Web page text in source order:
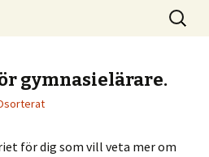
i Olofström
Sök
efter:
gymnasielärare.
för dig som vill veta mer om